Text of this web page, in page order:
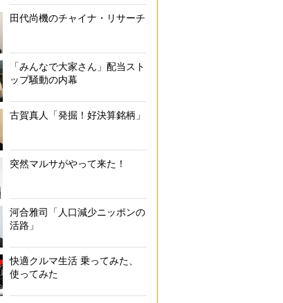
月10万円のパートを10年続けたら月5500円アップ（イラスト／
田代尚機のチャイナ・リサーチ
「みんなで大家さん」配当スト
ップ騒動の内幕
古賀真人「発掘！好決算銘柄」
突然マルサがやって来た！
河合雅司「人口減少ニッポンの
活路」
快適クルマ生活 乗ってみた、
使ってみた